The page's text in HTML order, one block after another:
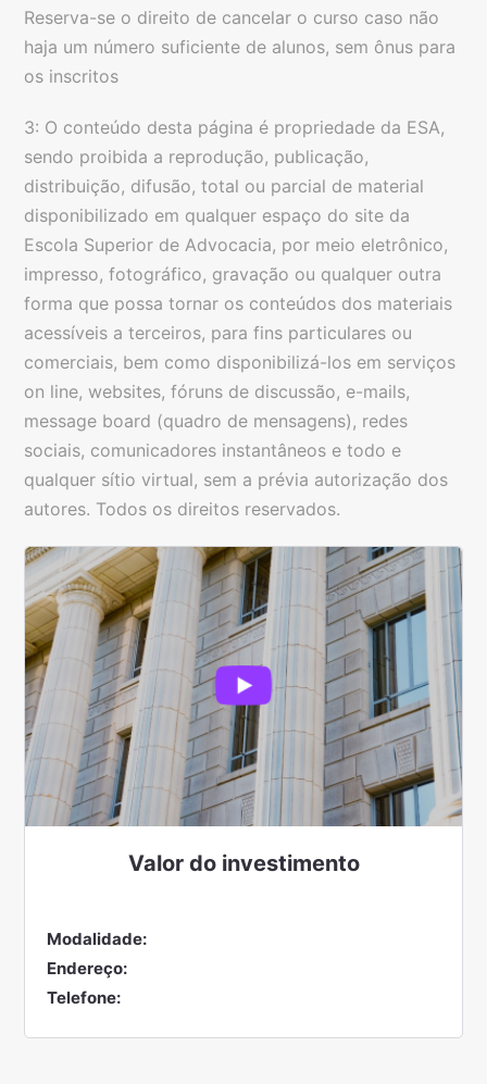
Reserva-se o direito de cancelar o curso caso não
haja um número suficiente de alunos, sem ônus para
os inscritos
3: O conteúdo desta página é propriedade da ESA,
sendo proibida a reprodução, publicação,
distribuição, difusão, total ou parcial de material
disponibilizado em qualquer espaço do site da
Escola Superior de Advocacia, por meio eletrônico,
impresso, fotográfico, gravação ou qualquer outra
forma que possa tornar os conteúdos dos materiais
acessíveis a terceiros, para fins particulares ou
comerciais, bem como disponibilizá-los em serviços
on line, websites, fóruns de discussão, e-mails,
message board (quadro de mensagens), redes
sociais, comunicadores instantâneos e todo e
qualquer sítio virtual, sem a prévia autorização dos
autores. Todos os direitos reservados.
Valor do investimento
Modalidade:
Endereço:
Telefone: